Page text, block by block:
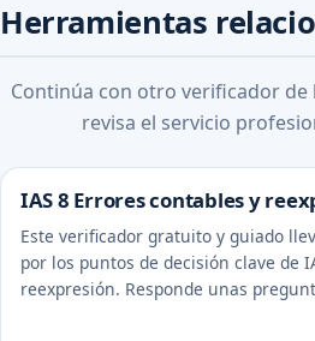
Herramientas
Continúa con otro verificador de
revisa el servicio
IAS 8 Errores contables y
Este verificador gratuito y guiado
por los puntos de decisión clave de
reexpresión. Responde unas